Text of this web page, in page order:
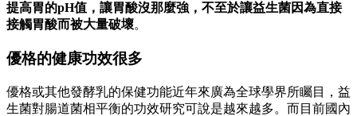
提高胃的pH值，讓胃酸沒那麼強，不至於讓益生菌因為直接
接觸胃酸而被大量破壞。
優格的健康功效很多
優格或其他發酵乳的保健功能近年來廣為全球學界所矚目，益
生菌對腸道菌相平衡的功效研究可說是越來越多。而目前國內